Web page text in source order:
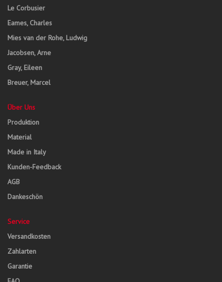
Le Corbusier
Eames, Charles
Mies van der Rohe, Ludwig
Jacobsen, Arne
Gray, Eileen
Breuer, Marcel
Über Uns
Produktion
Material
Made in Italy
Kunden-Feedback
AGB
Dankeschön
Service
Versandkosten
Zahlarten
Garantie